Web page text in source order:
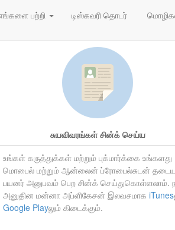
பற்றி டிஸ்கவரி தொடர்
தனிப்பட்ட
சுயவிவரங்கள் சின்க் செய்ய
உங்கள் கருத்துக்கள் மற்றும் புக்மார்க்கை உங்களது
மொபைல் மற்றும் ஆன்லைன் ப்ரோபைல்சுடன்
பயனர் அனுபவம் பெற சின்க் செய்துகொள்ளலாம்.
அனுதின மன்னா அப்ளிகேசன் இலவசமாக iTunes
Google Playலும் கிடைக்கும்.